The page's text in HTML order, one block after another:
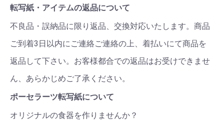
転写紙・アイテムの返品について
不良品・誤納品に限り返品、交換対応いたします。商品
ご到着3日以内にご連絡ご連絡の上、着払いにて商品を
返品して下さい。お客様都合での返品はお受けできませ
ん、あらかじめご了承ください。
ポーセラーツ転写紙について
オリジナルの食器を作りませんか？